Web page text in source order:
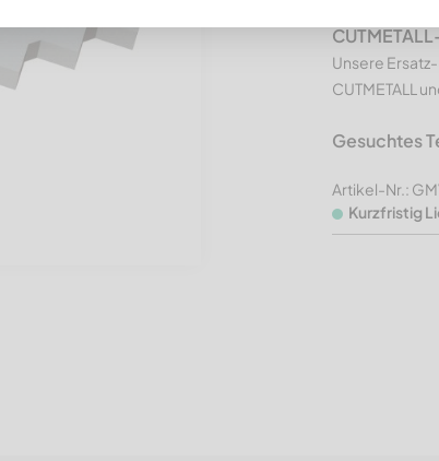
Unsere
CUTMETALL
Gesuchtes
Artikel-Nr.:
Kurzfristig